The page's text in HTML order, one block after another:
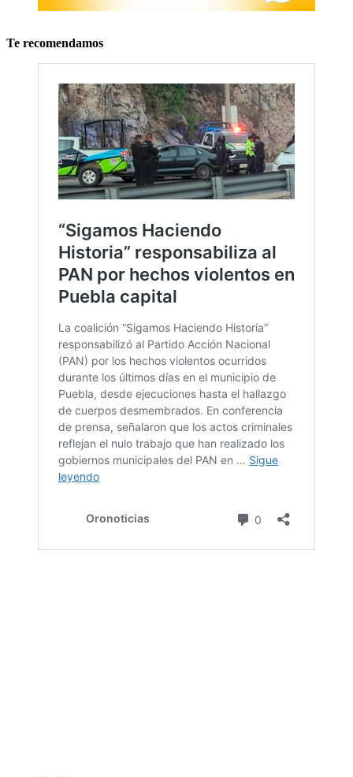
Te recomendamos